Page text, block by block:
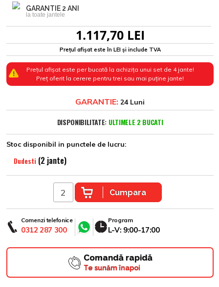
GARANTIE 2 ANI
la toate jantele
1.117,70 LEI
Prețul afișat este în LEI și include TVA
Prețul afișat este per bucată la achizița unui set de 4 jante!
Preț oferit la cerere pentru trei sau mai puține jante!
GARANTIE: 24 Luni
DISPONIBILITATE: ULTIMELE 2 BUCATI
Stoc disponibil in punctele de lucru:
Dudesti (2 jante)
Cumpara
Comenzi telefonice
0312 287 300
Program
L-V: 9:00-17:00
Comandă rapidă
Te sunăm înapoi